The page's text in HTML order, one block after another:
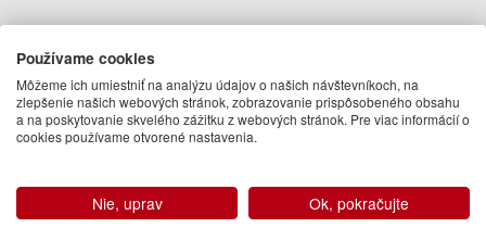
18.95 €
Na sklade Na sklade
Používame cookies
Môžeme ich umiestniť na analýzu údajov o našich návštevníkoch, na
zlepšenie našich webových stránok, zobrazovanie prispôsobeného obsahu
a na poskytovanie skvelého zážitku z webových stránok. Pre viac informácií o
cookies používame otvorené nastavenia.
Nie, uprav Ok, pokračujte